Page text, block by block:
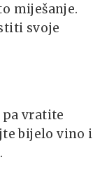
miješanje.
svoje
pa vratite
bijelo vino i